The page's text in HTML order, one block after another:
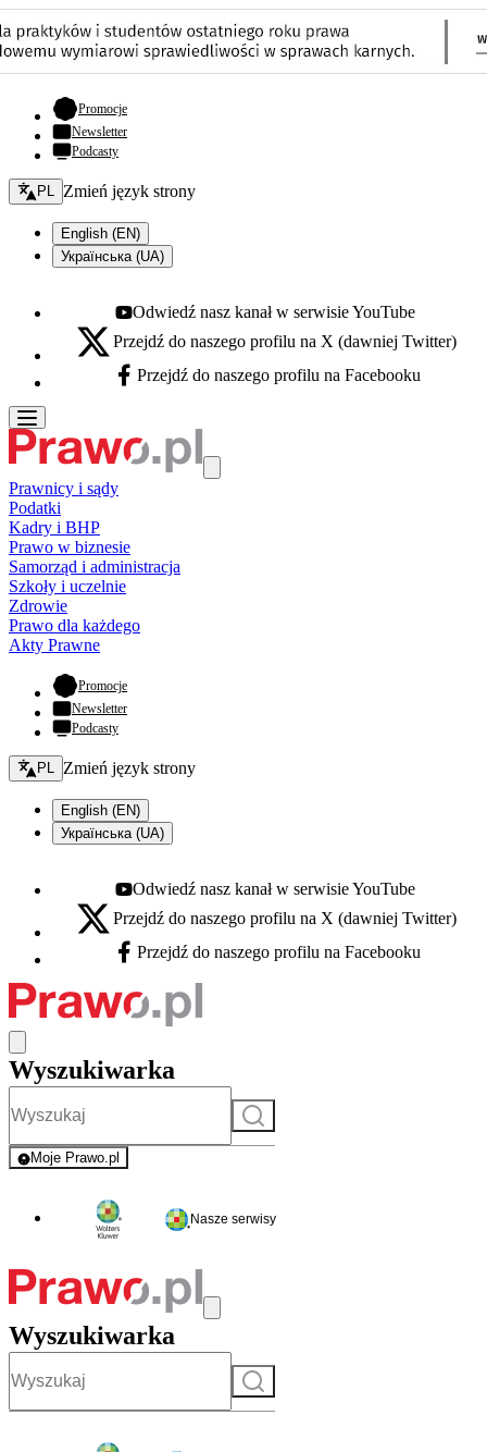
Promocje- otwiera się w nowej karcie
Newsletter
Podcasty
Zmień język - bieżący:
PL Zmień język strony
English (EN)
Українська (UA)
Youtube - otwiera się w nowej karcie
Odwiedź nasz kanał w serwisie YouTube
X - otwiera się w nowej karcie
Przejdź do naszego profilu na X (dawniej Twitter)
Facebook - otwiera się w nowej karcie
Przejdź do naszego profilu na Facebooku
Prawnicy i sądy
Podatki
Kadry i BHP
Prawo w biznesie
Samorząd i administracja
Szkoły i uczelnie
Zdrowie
Prawo dla każdego
Akty Prawne
Promocje- otwiera się w nowej karcie
Newsletter
Podcasty
Zmień język - bieżący:
PL Zmień język strony
English (EN)
Українська (UA)
Youtube - otwiera się w nowej karcie
Odwiedź nasz kanał w serwisie YouTube
X - otwiera się w nowej karcie
Przejdź do naszego profilu na X (dawniej Twitter)
Facebook - otwiera się w nowej karcie
Przejdź do naszego profilu na Facebooku
Wyszukiwarka
Szukaj
Moje Prawo.pl
- rejestracja i logowanie do serwisu
Nasze serwisy
Wyszukiwarka
Szukaj